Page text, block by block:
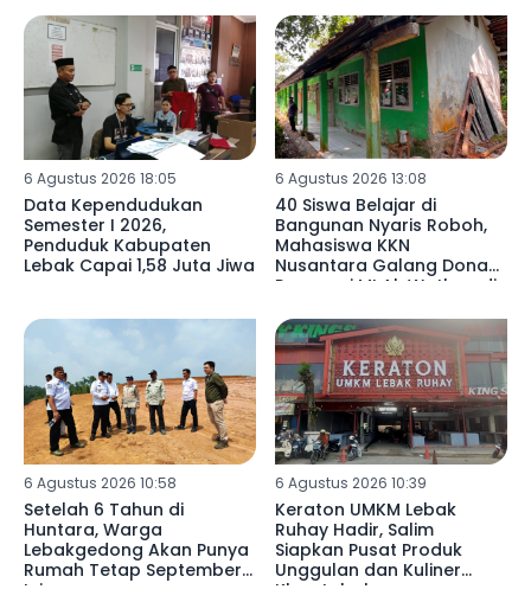
6 Agustus 2026 18:05
Data Kependudukan
Semester I 2026,
Penduduk Kabupaten
Lebak Capai 1,58 Juta Jiwa
6 Agustus 2026 13:08
40 Siswa Belajar di
Bangunan Nyaris Roboh,
Mahasiswa KKN
Nusantara Galang Donasi
Renovasi MI Al-Wathon di
6 Agustus 2026 10:58
Setelah 6 Tahun di
Huntara, Warga
Lebakgedong Akan Punya
Rumah Tetap September
Ini
6 Agustus 2026 10:39
Keraton UMKM Lebak
Ruhay Hadir, Salim
Siapkan Pusat Produk
Unggulan dan Kuliner
Khas Lebak